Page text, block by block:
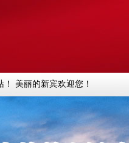
美丽的新宾欢迎您！